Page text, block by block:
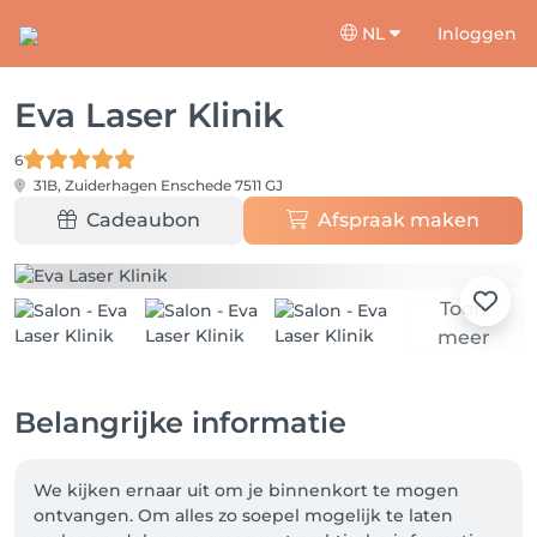
NL Inloggen
Eva Laser Klinik
6
31B, Zuiderhagen Enschede 7511 GJ
Cadeaubon Afspraak maken
Toon
meer
Belangrijke informatie
We kijken ernaar uit om je binnenkort te mogen
ontvangen. Om alles zo soepel mogelijk te laten